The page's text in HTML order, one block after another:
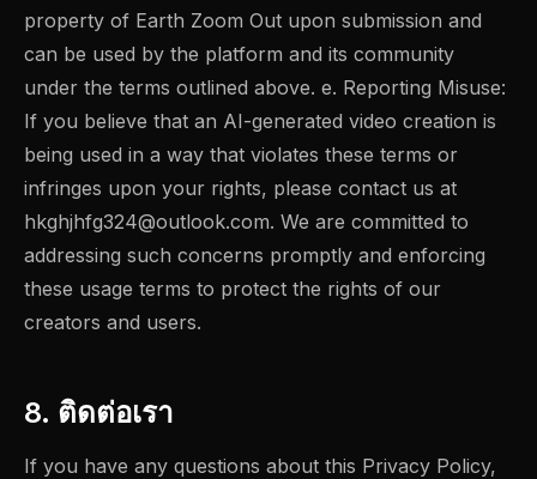
property of Earth Zoom Out upon submission and
can be used by the platform and its community
under the terms outlined above. e. Reporting Misuse:
If you believe that an AI-generated video creation is
being used in a way that violates these terms or
infringes upon your rights, please contact us at
hkghjhfg324@outlook.com. We are committed to
addressing such concerns promptly and enforcing
these usage terms to protect the rights of our
creators and users.
8. ติดต่อเรา
If you have any questions about this Privacy Policy,